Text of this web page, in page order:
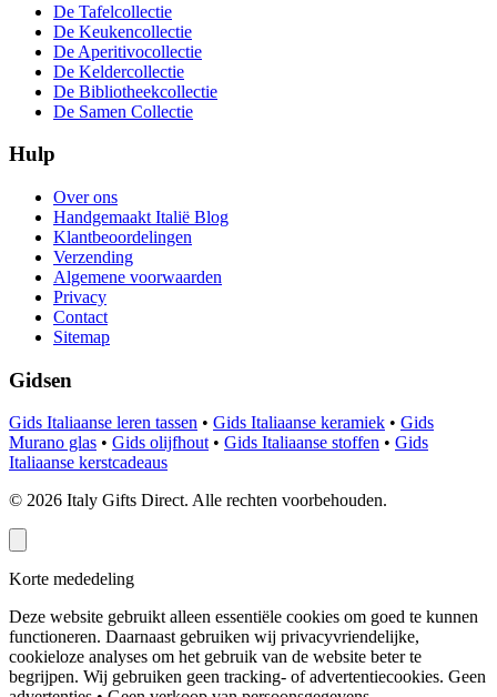
De Tafelcollectie
De Keukencollectie
De Aperitivocollectie
De Keldercollectie
De Bibliotheekcollectie
De Samen Collectie
Hulp
Over ons
Handgemaakt Italië Blog
Klantbeoordelingen
Verzending
Algemene voorwaarden
Privacy
Contact
Sitemap
Gidsen
Gids Italiaanse leren tassen • Gids Italiaanse keramiek • Gids
Murano glas • Gids olijfhout • Gids Italiaanse stoffen • Gids
Italiaanse kerstcadeaus
© 2026 Italy Gifts Direct. Alle rechten voorbehouden.
Korte mededeling
Deze website gebruikt alleen essentiële cookies om goed te kunnen
functioneren. Daarnaast gebruiken wij privacyvriendelijke,
cookieloze analyses om het gebruik van de website beter te
begrijpen. Wij gebruiken geen tracking- of advertentiecookies. Geen